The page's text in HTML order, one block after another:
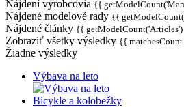
Nájdení výrobcovia {{
Nájdené modelové rady {{
Nájdené články {{
Zobraziť všetky výsledky {{
Žiadne výsledky
Výbava na leto
Bicykle a kolobežky